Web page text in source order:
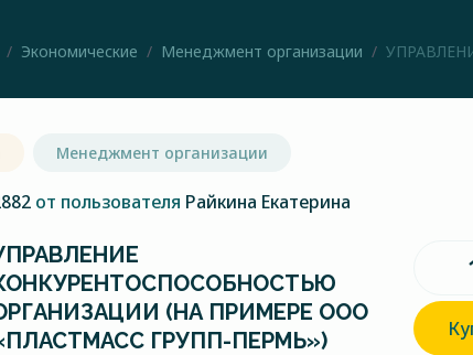
Экономические Менеджмент организации
Менеджмент организации
от пользователя Райкина Екатерина
(НА ПРИМЕРЕ ООО
ГРУПП-ПЕРМЬ»)